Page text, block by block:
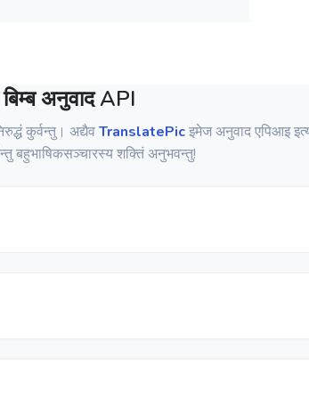
बिम्ब अनुवाद API
कुर्वन्तु। अद्यैवTranslatePicइमेज अनुवाद एपिआइ
बहुभाषिकसञ्चारस्य शक्तिं अनुभवन्तु!